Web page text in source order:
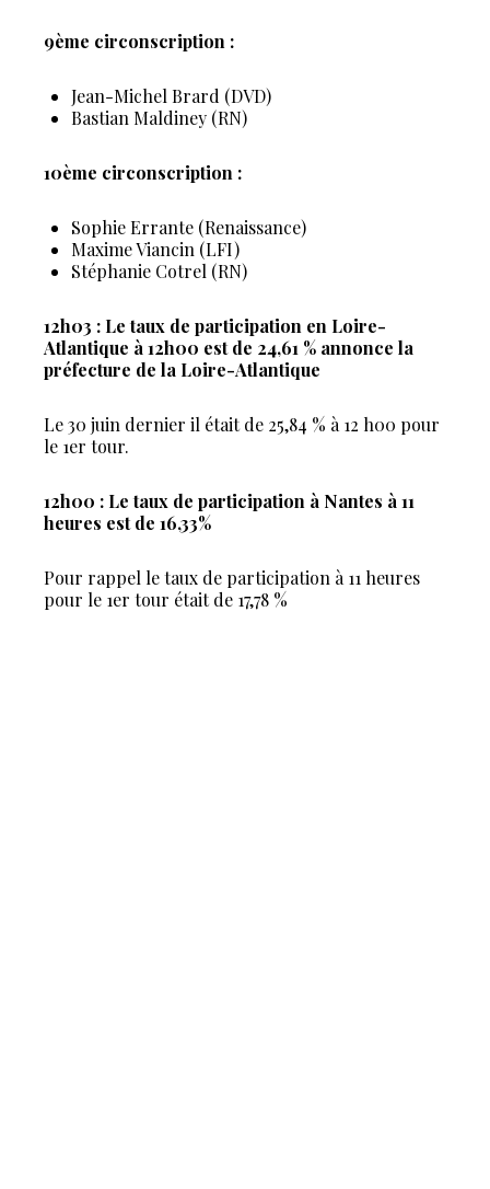
9ème circonscription :
Jean-Michel Brard (DVD)
Bastian Maldiney (RN)
10ème circonscription :
Sophie Errante (Renaissance)
Maxime Viancin (LFI)
Stéphanie Cotrel (RN)
12h03 : Le taux de participation en Loire-
Atlantique à 12h00 est de 24,61 % annonce la
préfecture de la Loire-Atlantique
Le 30 juin dernier il était de 25,84 % à 12 h00 pour
le 1er tour.
12h00 : Le taux de participation à Nantes à 11
heures est de 16,33%
Pour rappel le taux de participation à 11 heures
pour le 1er tour était de 17,78 %